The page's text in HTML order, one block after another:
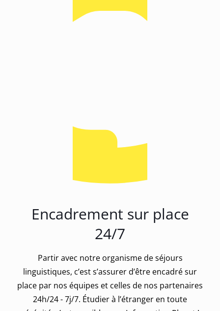
Encadrement sur place
24/7
Partir avec notre organisme de séjours
linguistiques, c’est s’assurer d’être encadré sur
place par nos équipes et celles de nos partenaires
24h/24 - 7j/7. Étudier à l’étranger en toute